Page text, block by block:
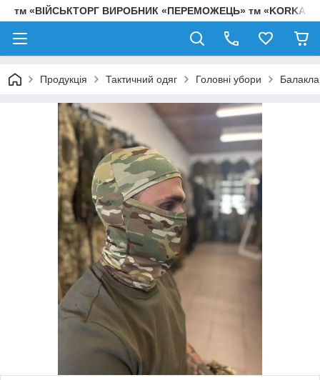
тм «ВІЙСЬКТОРГ ВИРОБНИК «ПЕРЕМОЖЕЦЬ» тм «KORKA»
Продукція Тактичний одяг Головні убори